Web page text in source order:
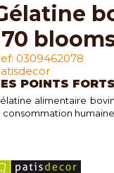
feuille
0309462078
POINTS
alimentaire
consommation humaine.